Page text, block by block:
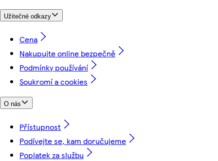
Užitečné odkazy
Cena
Nakupujte online bezpečně
Podmínky používání
Soukromí a cookies
O nás
Přístupnost
Podívejte se, kam doručujeme
Poplatek za službu